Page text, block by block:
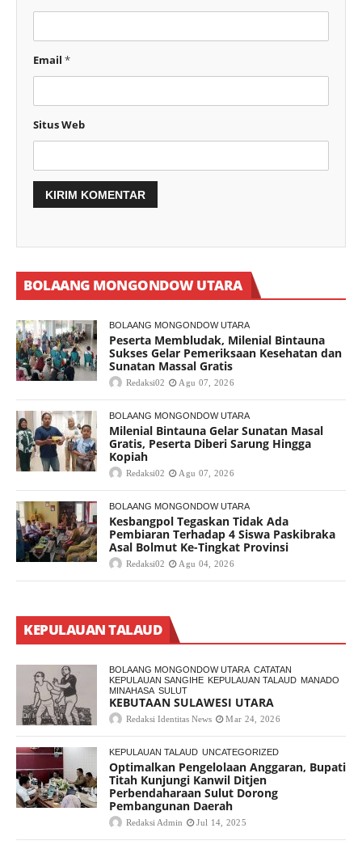
Email *
Situs Web
BOLAANG MONGONDOW UTARA
BOLAANG MONGONDOW UTARA
Peserta Membludak, Milenial Bintauna
Sukses Gelar Pemeriksaan Kesehatan dan
Sunatan Massal Gratis
Redaksi02 Agu 07, 2026
BOLAANG MONGONDOW UTARA
Milenial Bintauna Gelar Sunatan Masal
Gratis, Peserta Diberi Sarung Hingga
Kopiah
Redaksi02 Agu 07, 2026
BOLAANG MONGONDOW UTARA
Kesbangpol Tegaskan Tidak Ada
Pembiaran Terhadap 4 Siswa Paskibraka
Asal Bolmut Ke-Tingkat Provinsi
Redaksi02 Agu 04, 2026
KEPULAUAN TALAUD
BOLAANG MONGONDOW UTARA CATATAN
KEPULAUAN SANGIHE KEPULAUAN TALAUD MANADO
MINAHASA SULUT
KEBUTAAN SULAWESI UTARA
Redaksi Identitas News Mar 24, 2026
KEPULAUAN TALAUD UNCATEGORIZED
Optimalkan Pengelolaan Anggaran, Bupati
Titah Kunjungi Kanwil Ditjen
Perbendaharaan Sulut Dorong
Pembangunan Daerah
Redaksi Admin Jul 14, 2025